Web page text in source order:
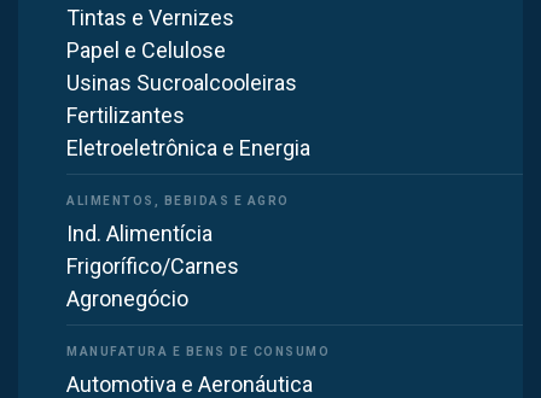
Tintas e Vernizes
Papel e Celulose
Usinas Sucroalcooleiras
Fertilizantes
Eletroeletrônica e Energia
Ind. Alimentícia
Frigorífico/Carnes
Agronegócio
Automotiva e Aeronáutica
Passe os dados —
engenharia dimensiona
Este projeto usa filtro de manga. Cada operação tem
poeira, vazão, temperatura e gases diferentes —
informe os dados do seu processo e a nossa
engenharia dimensiona o sistema para a sua planta.
Dimensionar o meu sistema